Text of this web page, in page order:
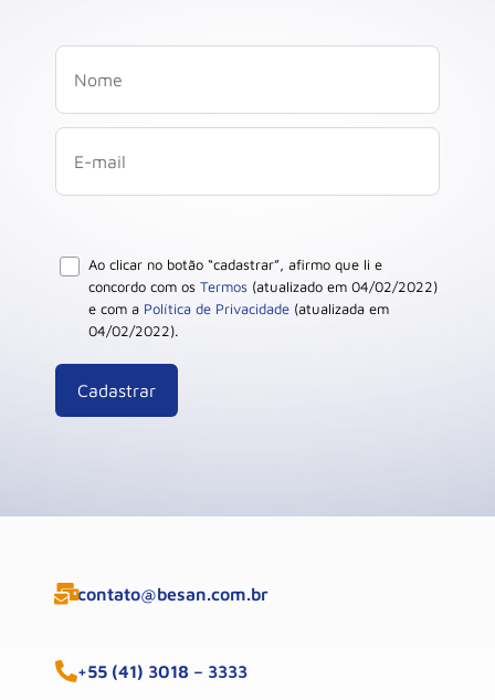
Ao clicar no botão “cadastrar”, afirmo que li e
concordo com os Termos (atualizado em 04/02/2022)
e com a Política de Privacidade (atualizada em
04/02/2022).
contato@besan.com.br
+55 (41) 3018 – 3333